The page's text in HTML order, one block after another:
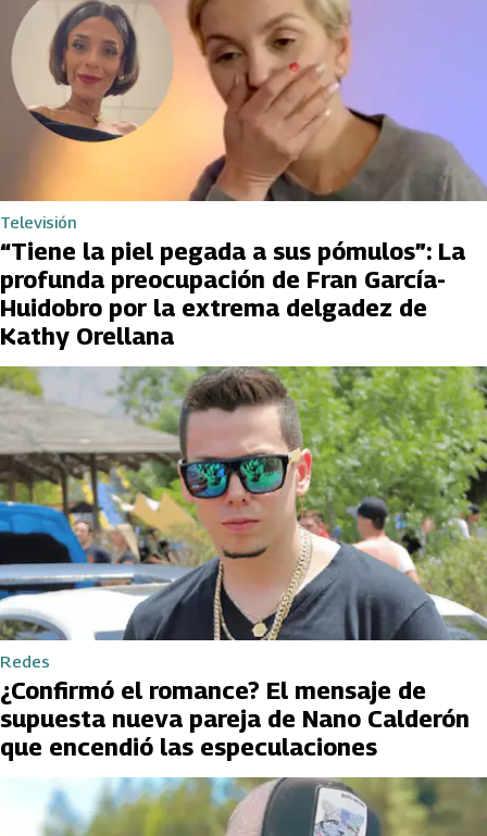
Televisión
“Tiene la piel pegada a sus pómulos”: La
profunda preocupación de Fran García-
Huidobro por la extrema delgadez de
Kathy Orellana
Redes
¿Confirmó el romance? El mensaje de
supuesta nueva pareja de Nano Calderón
que encendió las especulaciones